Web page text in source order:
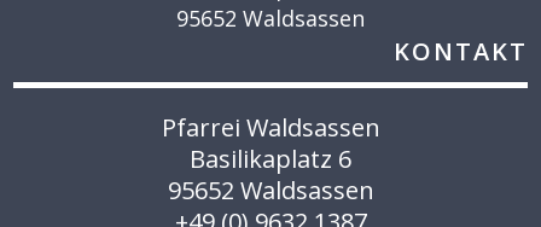
95652 Waldsassen
KONTAKT
Pfarrei Waldsassen
Basilikaplatz 6
95652 Waldsassen